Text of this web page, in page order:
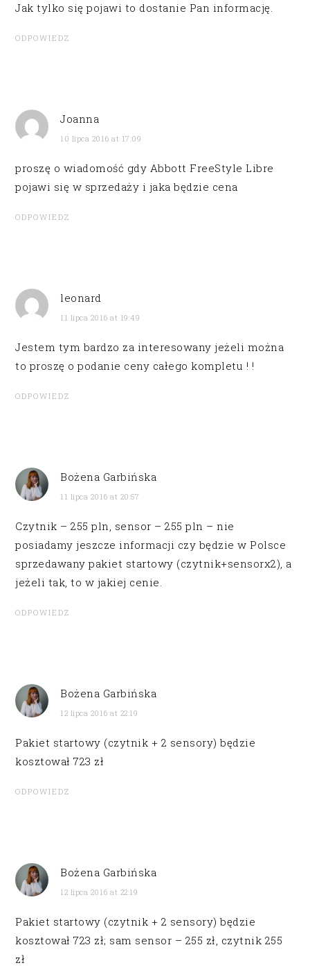
Jak tylko się pojawi to dostanie Pan informację.
ODPOWIEDZ
Joanna
10 lipca 2016 at 17:09
proszę o wiadomość gdy Abbott FreeStyle Libre
pojawi się w sprzedaży i jaka będzie cena
ODPOWIEDZ
leonard
11 lipca 2016 at 19:49
Jestem tym bardzo za interesowany jeżeli można
to proszę o podanie ceny całego kompletu ! !
ODPOWIEDZ
Bożena Garbińska
11 lipca 2016 at 20:57
Czytnik – 255 pln, sensor – 255 pln – nie
posiadamy jeszcze informacji czy będzie w Polsce
sprzedawany pakiet startowy (czytnik+sensorx2), a
jeżeli tak, to w jakiej cenie.
ODPOWIEDZ
Bożena Garbińska
12 lipca 2016 at 22:19
Pakiet startowy (czytnik + 2 sensory) będzie
kosztował 723 zł
ODPOWIEDZ
Bożena Garbińska
12 lipca 2016 at 22:19
Pakiet startowy (czytnik + 2 sensory) będzie
kosztował 723 zł; sam sensor – 255 zł, czytnik 255
zł